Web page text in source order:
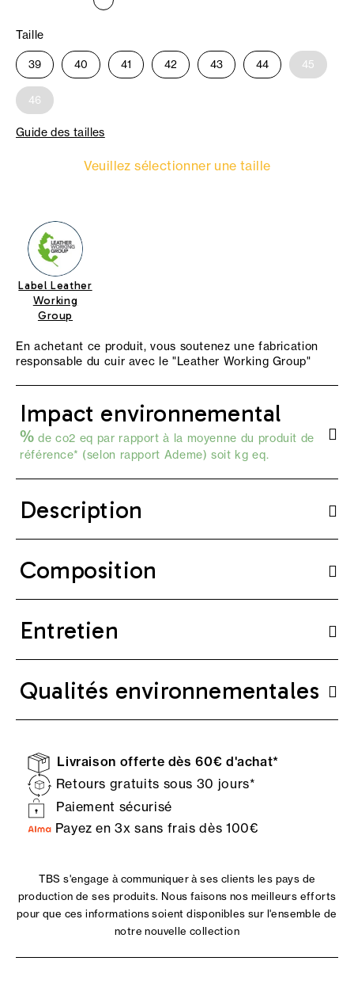
Taille
39 40 41 42 43 44 45
46
Guide des tailles
Veuillez sélectionner une taille
Label Leather
Working
Group
En achetant ce produit, vous soutenez une fabrication
responsable du cuir avec le "Leather Working Group"
Impact environnemental
% de co2 eq par rapport à la moyenne du produit de
référence* (selon rapport Ademe) soit kg eq.
Description
Composition
Entretien
Qualités environnementales
Livraison offerte dès 60€ d'achat*
Retours gratuits sous 30 jours*
Paiement sécurisé
Payez en 3x sans frais dès 100€
TBS s'engage à communiquer à ses clients les pays de
production de ses produits. Nous faisons nos meilleurs efforts
pour que ces informations soient disponibles sur l'ensemble de
notre nouvelle collection